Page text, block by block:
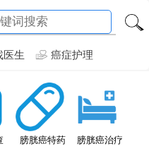
医生 癌症护理
膀胱癌特药 膀胱癌治疗